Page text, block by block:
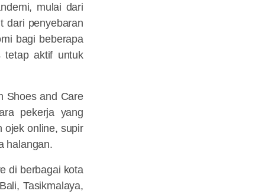
mulai dari
dari penyebaran
bagi beberapa
tetap aktif untuk
Shoes and Care
pekerja yang
ojek online, supir
halangan.
di berbagai kota
Tasikmalaya,